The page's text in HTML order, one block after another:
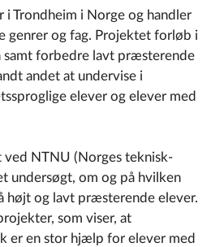
Trondheim i Norge og handler
genrer og fag. Projektet forløb i
samt forbedre lavt præsterende
andet at undervise i
elever og elever med
NTNU (Norges teknisk-
undersøgt, om og på hvilken
højt og lavt præsterende elever.
som viser, at
er en stor hjælp for elever med